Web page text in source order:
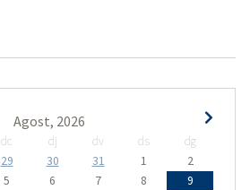
Agost, 2026
dc dj dv ds
dg
29 30 31 1
2
5 6 7 8
9